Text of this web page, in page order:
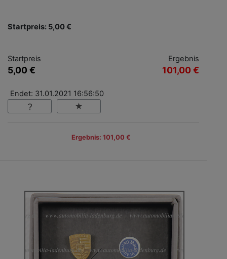
Startpreis: 5,00 €
Startpreis
5,00 €
Ergebnis
101,00 €
Endet: 31.01.2021 16:56:50
Ergebnis: 101,00 €